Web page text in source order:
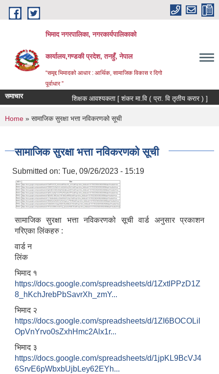
Skip to main content
भिमाद नगरपालिका, नगरकार्यपालिकाको
कार्यालय,गण्डकी प्रदेश, तनहुँ, नेपाल
“समृद्द भिमादको आधार : आर्थिक, सामाजिक विकास र दिगो
पूर्वाधार ”
समाचार शिक्षक आवश्यकता [ शंकर मा.वि ( प्रा. वि तृतीय करार ) ]
You are here
Home » सामाजिक सुरक्षा भत्ता नविकरणको सूची
सामाजिक सुरक्षा भत्ता नविकरणको सूची
Submitted on: Tue, 09/26/2023 - 15:19
सामाजिक सुरक्षा भत्ता नविकरणको सूची वार्ड अनुसार प्रकाशन
गरिएका लिंकहरु :
वार्ड न
लिंक
भिमाद १
https://docs.google.com/spreadsheets/d/1ZxtlPPzD1Z
8_hKchJrebPbSavrXh_zmY...
भिमाद २
https://docs.google.com/spreadsheets/d/1ZI6BOCOLil
OpVnYrvo0sZxhHmc2Alx1r...
भिमाद ३
https://docs.google.com/spreadsheets/d/1jpKL9BcVJ4
6SrvE6pWbxbUjbLey62EYh...